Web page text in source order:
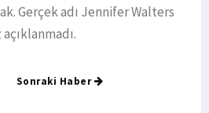
Gerçek adı Jennifer Walters
Sonraki Haber